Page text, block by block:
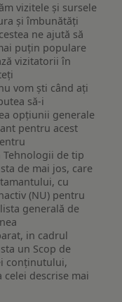
vizitele și sursele
și îmbunătăți
ne ajută să
puțin populare
vizitatorii în
vom ști când ați
să-i
opțiunii generale
pentru acest
de tip
de mai jos, care
cu
(NU) pentru
generală de
in cadrul
un Scop de
conținutului,
descrise mai